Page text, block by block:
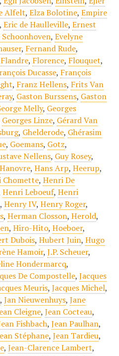
Alfelt, Elza Bolotine, Empire
, Eric de Haulleville, Ernest
, Evelyne
, Fernand Rude,
Flandre, Florence, Flouquet,
Ducasse, François
, Franz Hellens, Frits Van
, Gaston Burssens, Gaston
Melly, Georges
Georges Linze, Gérard Van
, Ghelderode, Ghérasim
, Goemans, Gotz,
Nellens, Guy Rosey,
Hanovre, Hans Arp, Heerup,
Chomette, Henri De
Henri Leboeuf, Henri
, Henry IV, Henry Roger,
, Herman Closson, Herold,
, Hiro-Hito, Hoeboer,
Dubois, Hubert Juin, Hugo
Hamoir, J.P. Scheuer,
Hondermarcq,
De Compostelle, Jacques
Meuris, Jacques Michel,
, Jan Nieuwenhuys, Jane
Cleigne, Jean Cocteau,
Fishbach, Jean Paulhan,
Stéphane, Jean Tardieu,
, Jean-Clarence Lambert,